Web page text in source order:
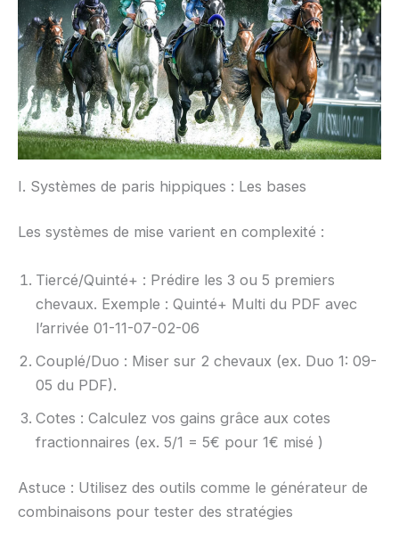
I. Systèmes de paris hippiques : Les bases
Les systèmes de mise varient en complexité :
Tiercé/Quinté+ : Prédire les 3 ou 5 premiers
chevaux. Exemple : Quinté+ Multi du PDF avec
l’arrivée 01-11-07-02-06
Couplé/Duo : Miser sur 2 chevaux (ex. Duo 1: 09-
05 du PDF).
Cotes : Calculez vos gains grâce aux cotes
fractionnaires (ex. 5/1 = 5€ pour 1€ misé )
Astuce : Utilisez des outils comme le générateur de
combinaisons pour tester des stratégies